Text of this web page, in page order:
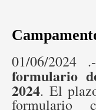
01/06/
formulario
2024. El
formulario